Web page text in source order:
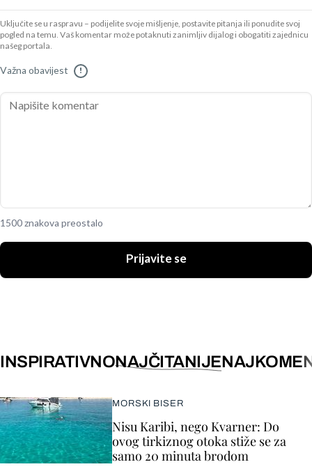
Uključite se u raspravu – podijelite svoje mišljenje, postavite pitanja ili ponudite svoj
pogled na temu. Vaš komentar može potaknuti zanimljiv dijalog i obogatiti zajednicu
našeg portala.
Važna obavijest !
1500 znakova preostalo
Prijavite se
INSPIRATIVNONAJČITANIJE
MORSKI BISER
Nisu Karibi, nego Kvarner: Do
ovog tirkiznog otoka stiže se za
samo 20 minuta brodom